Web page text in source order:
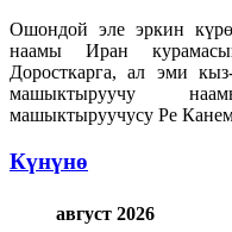
Ошондой эле эркин
наамы Иран
Доросткарга, ал эми
машыктыруучу
машыктыруучусу Ре
Күнүнө
август 2026